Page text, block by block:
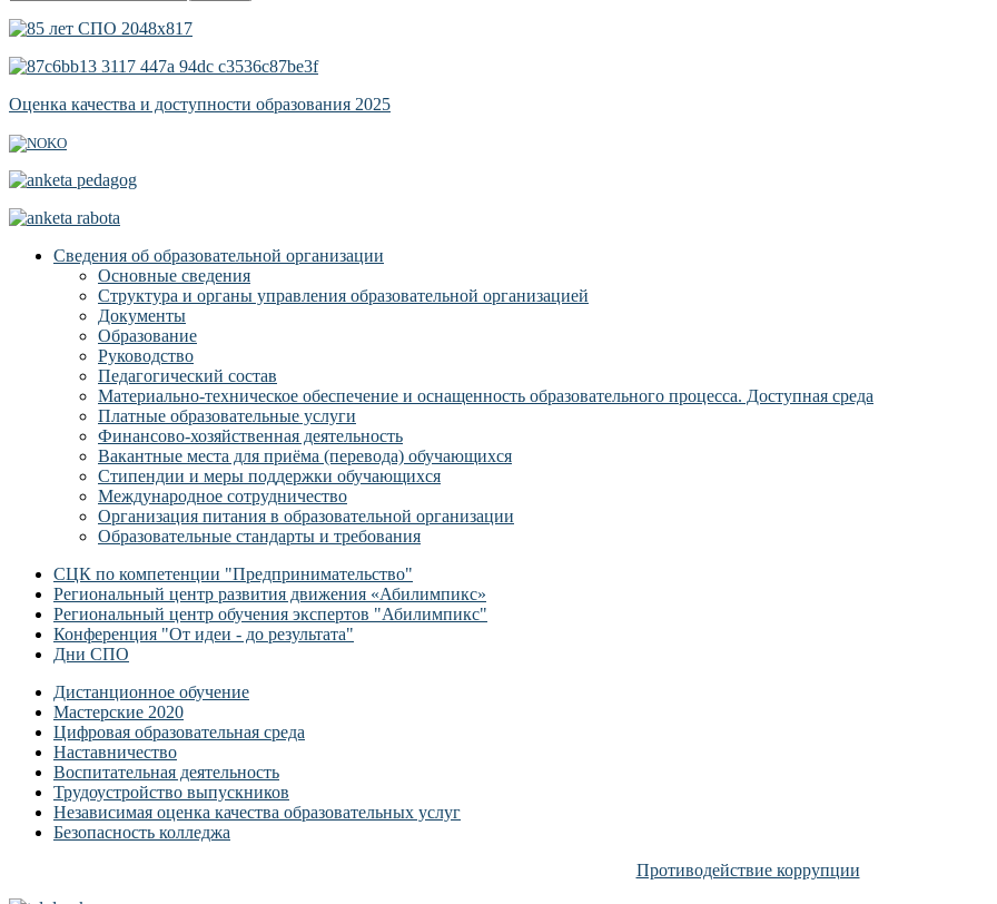
Оценка качества и доступности образования 2025
Сведения об образовательной организации
Основные сведения
Структура и органы управления образовательной организацией
Документы
Образование
Руководство
Педагогический состав
Материально-техническое обеспечение и оснащенность образовательного процесса. Доступная среда
Платные образовательные услуги
Финансово-хозяйственная деятельность
Вакантные места для приёма (перевода) обучающихся
Стипендии и меры поддержки обучающихся
Международное сотрудничество
Организация питания в образовательной организации
Образовательные стандарты и требования
СЦК по компетенции "Предпринимательство"
Региональный центр развития движения «Абилимпикс»
Региональный центр обучения экспертов "Абилимпикс"
Конференция "От идеи - до результата"
Дни СПО
Дистанционное обучение
Мастерские 2020
Цифровая образовательная среда
Наставничество
Воспитательная деятельность
Трудоустройство выпускников
Независимая оценка качества образовательных услуг
Безопасность колледжа
Противодействие коррупции